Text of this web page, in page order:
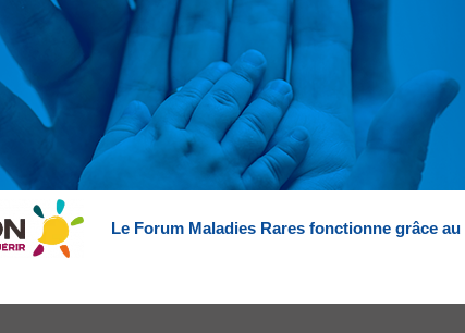
Le Forum Maladies Rares fonctionne grâce